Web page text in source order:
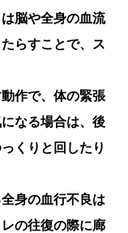
脳や全身の血流
らすことで、ス
作で、体の緊張
なる場合は、後
くりと回したり
身の血行不良は
の往復の際に廊